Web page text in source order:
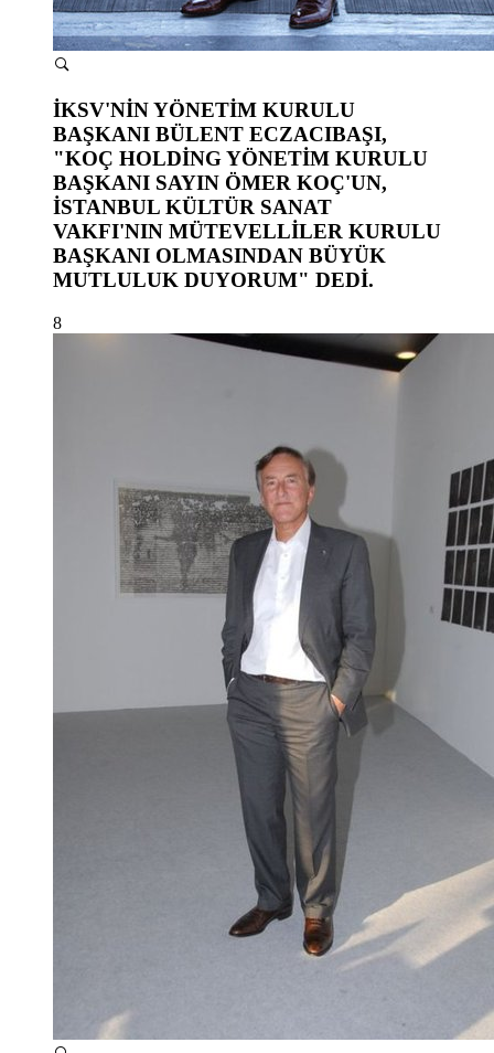
İKSV'NİN YÖNETİM KURULU
BAŞKANI BÜLENT ECZACIBAŞI,
"KOÇ HOLDİNG YÖNETİM KURULU
BAŞKANI SAYIN ÖMER KOÇ'UN,
İSTANBUL KÜLTÜR SANAT
VAKFI'NIN MÜTEVELLİLER KURULU
BAŞKANI OLMASINDAN BÜYÜK
MUTLULUK DUYORUM" DEDİ.
8